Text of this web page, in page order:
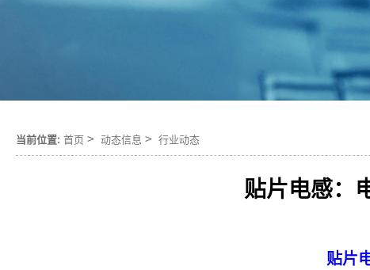
三相电感
当前位置: 首页 > 动态信息 > 行业动态
贴片电感：
贴片